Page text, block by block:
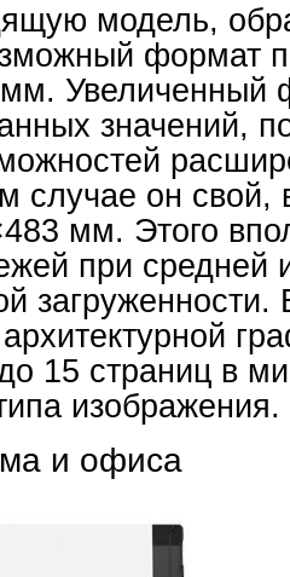
модель,
формат
Увеличенный
значений,
случае он свой,
мм. Этого
при средней
15 страниц в
изображения.
и офиса